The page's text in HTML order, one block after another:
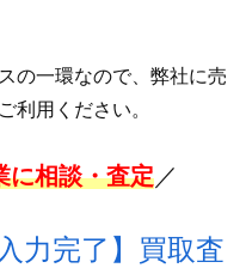
の一環なので、弊社に売
利用ください。
に相談・査定／
力完了】買取査